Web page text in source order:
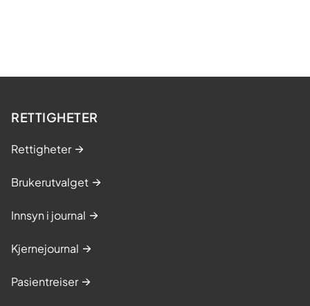
RETTIGHETER
Rettigheter
Brukerutvalget
Innsyn i journal
Kjernejournal
Pasientreiser